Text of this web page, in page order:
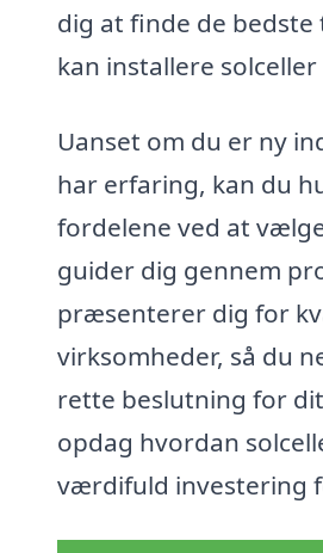
dig at finde de
kan installere
Uanset om du er ny
har erfaring, kan du
fordelene ved at
guider dig gennem
præsenterer dig for
virksomheder, så du
rette beslutning for
opdag hvordan
værdifuld investering